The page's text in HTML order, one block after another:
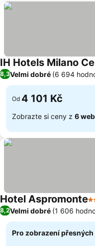
IH Hotels Milano
8,3Velmi dobré (6 694
Od 4 101 Kč
Zobrazte si ceny z 6
Hotel Aspromonte3
8,2Velmi dobré (1 606
Pro zobrazení